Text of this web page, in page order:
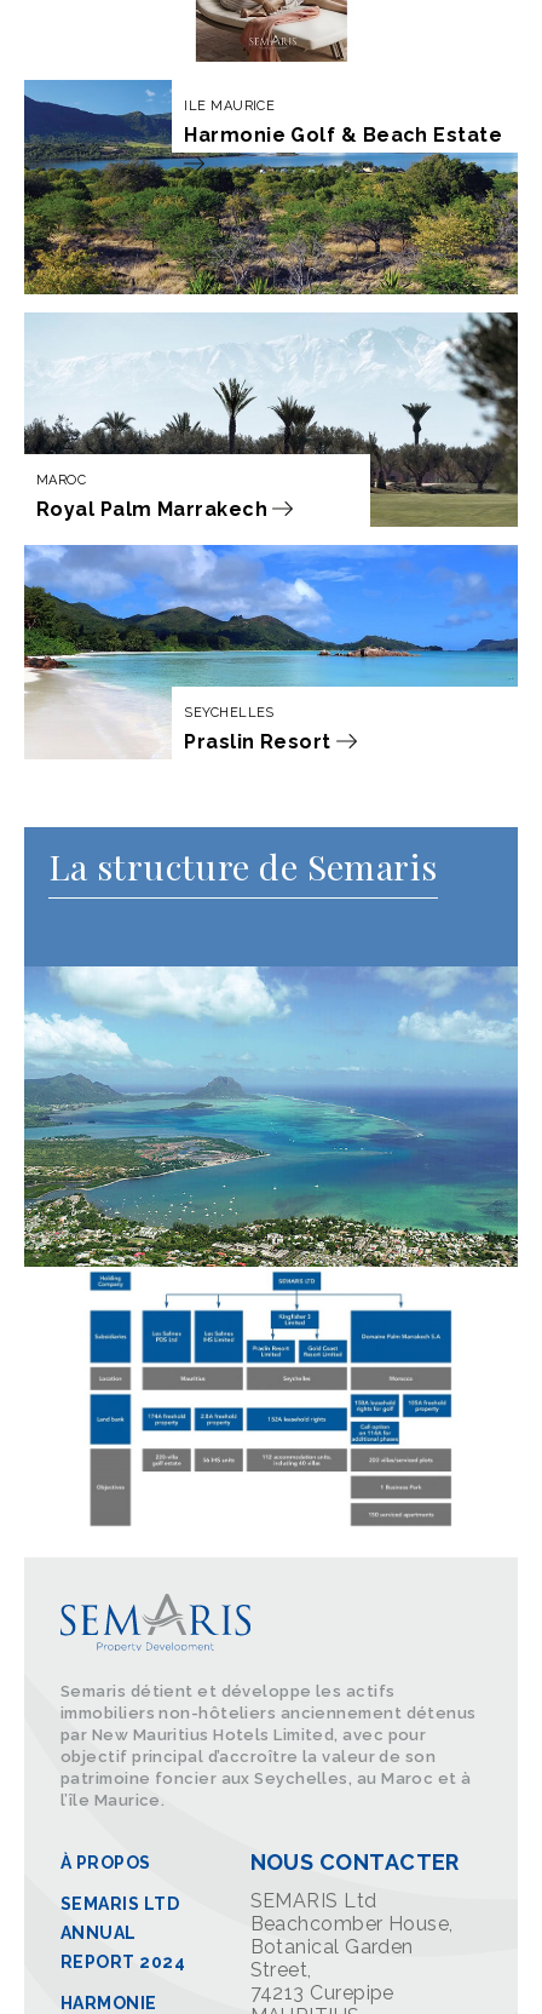
ILE MAURICE
Harmonie Golf & Beach Estate
MAROC
Royal Palm Marrakech
SEYCHELLES
Praslin Resort
La structure de Semaris
Semaris détient et développe les actifs
immobiliers non-hôteliers anciennement détenus
par New Mauritius Hotels Limited, avec pour
objectif principal d’accroître la valeur de son
patrimoine foncier aux Seychelles, au Maroc et à
l’île Maurice.
À PROPOS
SEMARIS LTD
ANNUAL
REPORT 2024
HARMONIE
NOUS CONTACTER
SEMARIS Ltd
Beachcomber House,
Botanical Garden
Street,
74213 Curepipe